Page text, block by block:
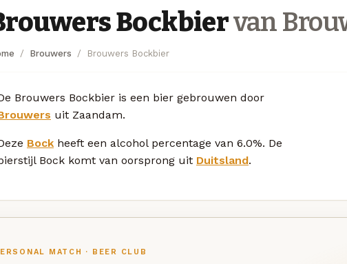
Bockbiervan
Brouwers Brouwers Bockbier
Brouwers Bockbier is een bier gebrouwen door
uit Zaandam.
Bock heeft een alcohol percentage van 6.0%. De
Bock komt van oorsprong uit Duitsland.
MATCH · BEER CLUB